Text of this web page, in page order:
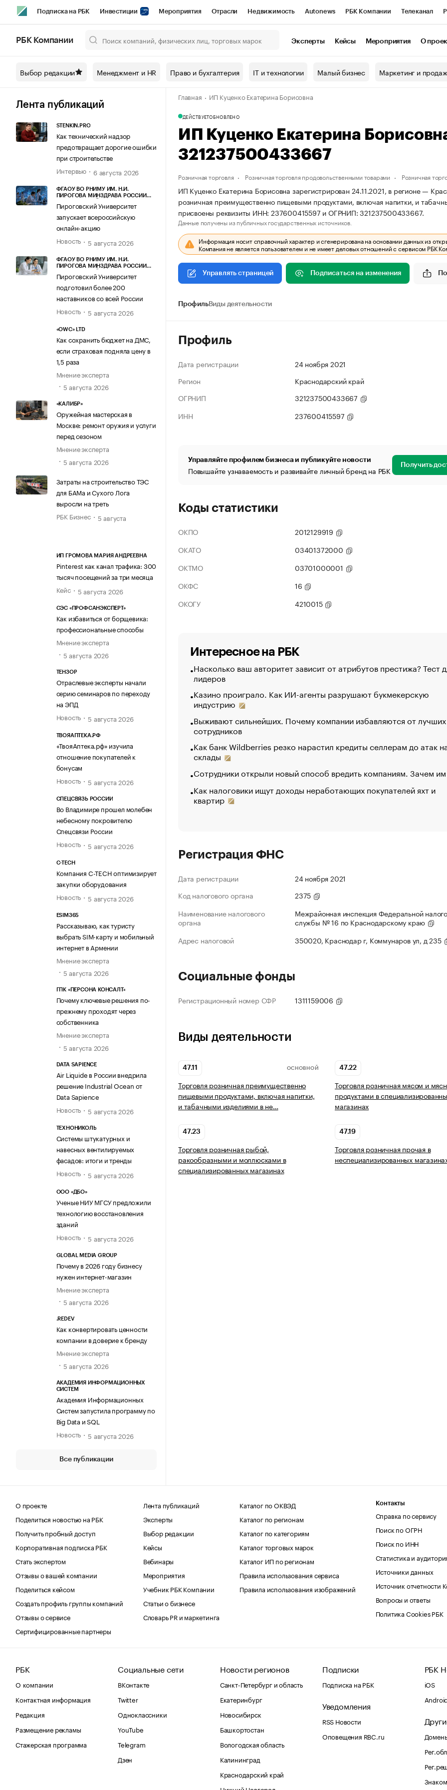
Подписка на РБК Инвестиции Мероприятия Отрасли Недвижимость Autonews РБК Компании Телеканал
Спецпроекты СПб Конференции СПб Спецпроекты Проверка контрагентов
Технологии и медиа Рынок наличной валюты
РБК Компании Эксперты Кейсы Мероприятия О
Выбор редакции Менеджмент и HR Право и бухгалтерия IT и технологии Малый бизнес Маркетинг и
Лента публикаций
STENKIN.PRO
Как технический надзор
предотвращает дорогие ошибки
при строительстве
Интервью
6 августа 2026
ФГАОУ ВО РНИМУ ИМ. Н.И.
ПИРОГОВА МИНЗДРАВА РОССИИ
Пироговский Университет
запускает всероссийскую
онлайн-акцию
Новость
5 августа 2026
ФГАОУ ВО РНИМУ ИМ. Н.И.
ПИРОГОВА МИНЗДРАВА РОССИИ
Пироговский Университет
подготовил более 200
наставников со всей России
Новость
5 августа 2026
«OWC» LTD
Как сохранить бюджет на ДМС,
если страховая подняла цену в
1,5 раза
Мнение эксперта
5 августа 2026
«КАЛИБР»
Оружейная мастерская в
Москве: ремонт оружия и услуги
перед сезоном
Мнение эксперта
5 августа 2026
Затраты на строительство ТЭС
для БАМа и Сухого Лога
выросли на треть
РБК Бизнес
5 августа
ИП ГРОМОВА МАРИЯ АНДРЕЕВНА
Pinterest как канал трафика: 300
тысяч посещений за три месяца
Кейс
5 августа 2026
СЭС «ПРОФСАНЭКСПЕРТ»
Как избавиться от борщевика:
профессиональные способы
Мнение эксперта
5 августа 2026
ТЕНЗОР
Отраслевые эксперты начали
серию семинаров по переходу
на ЭПД
Новость
5 августа 2026
ТВОЯАПТЕКА.РФ
«ТвояАптека.рф» изучила
отношение покупателей к
бонусам
Новость
5 августа 2026
СПЕЦСВЯЗЬ РОССИИ
Во Владимире прошел молебен
небесному покровителю
Спецсвязи России
Новость
5 августа 2026
C-TECH
Компания C-TECH оптимизирует
закупки оборудования
Новость
5 августа 2026
ESIM365
Рассказываю, как туристу
выбрать SIM-карту и мобильный
интернет в Армении
Мнение эксперта
5 августа 2026
ГПК «ПЕРСОНА КОНСАЛТ»
Почему ключевые решения по-
прежнему проходят через
собственника
Мнение эксперта
5 августа 2026
DATA SAPIENCE
Air Liquide в России внедрила
решение Industrial Ocean от
Data Sapience
Новость
5 августа 2026
ТЕХНОНИКОЛЬ
Системы штукатурных и
навесных вентилируемых
фасадов: итоги и тренды
Новость
5 августа 2026
ООО «ДБО»
Ученые НИУ МГСУ предложили
технологию восстановления
зданий
Новость
5 августа 2026
GLOBAL MEDIA GROUP
Почему в 2026 году бизнесу
нужен интернет-магазин
Мнение эксперта
5 августа 2026
.REDEV
Как конвертировать ценности
компании в доверие к бренду
Мнение эксперта
5 августа 2026
АКАДЕМИЯ ИНФОРМАЦИОННЫХ
СИСТЕМ
Академия Информационных
Систем запустила программу по
Big Data и SQL
Новость
5 августа 2026
Все публикации
Главная ИП Куценко Екатерина Борисовна
ДЕЙСТВУЕТОБНОВЛЕНО
ИП Куценко Екатерина
321237500433667
Розничная торговля Розничная торговля продовольственными товарами Розничная
ИП Куценко Екатерина Борисовна зарегистрирован 24.11.2021, в регионе —
розничная преимущественно пищевыми продуктами, включая напитки, и
присвоены реквизиты ИНН: 237600415597 и ОГРНИП: 321237500433667.
Данные получены из публичных государственных источников.
Информация носит справочный характер и сгенерирована на основании данных из
Компания не является пользователем и не имеет деловых отношений с сервисом РБК
Управлять страницей Подписаться на изменения
ПрофильВиды деятельности
Профиль
Дата регистрации
24 ноября 2021
Регион
Краснодарский край
ОГРНИП
321237500433667
ИНН
237600415597
Управляйте профилем бизнеса и публикуйте новости
Повышайте узнаваемость и развивайте личный бренд на РБК Получить
Коды статистики
ОКПО
2012129919
ОКАТО
03401372000
ОКТМО
03701000001
ОКФС
16
ОКОГУ
4210015
Интересное на РБК
Насколько ваш авторитет зависит от атрибутов престижа? Тест
лидеров
Казино проиграло. Как ИИ-агенты разрушают букмекерскую
индустрию
Выживают сильнейших. Почему компании избавляются от лучших
сотрудников
Как банк Wildberries резко нарастил кредиты селлерам до атак
склады
Сотрудники открыли новый способ вредить компаниям. Зачем
Как налоговики ищут доходы неработающих покупателей яхт и
квартир
Регистрация ФНС
Дата регистрации
24 ноября 2021
Код налогового органа
2375
Наименование налогового
органа
Межрайонная инспекция Федеральной
службы № 16 по Краснодарскому краю
Адрес налоговой
350020, Краснодар г, Коммунаров ул, д 235
Социальные фонды
Регистрационный номер СФР 1311159006
Виды деятельности
47.11 ОСНОВНОЙ
Торговля розничная преимущественно
пищевыми продуктами, включая напитки,
и табачными изделиями в не…
47.22
Торговля розничная мясом и
продуктами в
магазинах
47.23
Торговля розничная рыбой,
ракообразными и моллюсками в
специализированных магазинах
47.19
Торговля розничная прочая в
неспециализированных
О проекте
Поделиться новостью на РБК
Получить пробный доступ
Корпоративная подписка РБК
Стать экспертом
Отзывы о вашей компании
Поделиться кейсом
Создать профиль группы компаний
Отзывы о сервисе
Сертифицированные партнеры
Лента публикаций
Эксперты
Выбор редакции
Кейсы
Вебинары
Мероприятия
Учебник РБК Компании
Статьи о бизнесе
Словарь PR и маркетинга
Каталог по ОКВЭД
Каталог по регионам
Каталог по категориям
Каталог торговых марок
Каталог ИП по регионам
Правила использования сервиса
Правила использования изображений
Контакты
Справка по сервису
Поиск по ОГРН
Поиск по ИНН
Статистика и
Источники данных
Источник отчетности
Вопросы и ответы
Политика Cookies РБК
РБК
О компании
Контактная информация
Редакция
Размещение рекламы
Стажерская программа
Социальные сети
ВКонтакте
Twitter
Одноклассники
YouTube
Telegram
Дзен
Новости регионов
Санкт-Петербург и область
Екатеринбург
Новосибирск
Башкортостан
Вологодская область
Калининград
Краснодарский край
Подписки
Подписка на РБК
Уведомления
RSS Новости
Оповещения RBC.ru
РБК
iOS